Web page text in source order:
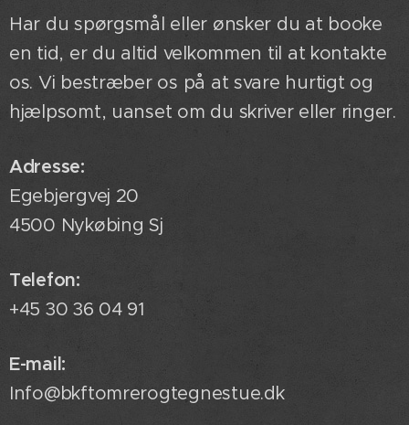
Har du spørgsmål eller ønsker du at booke
en tid, er du altid velkommen til at kontakte
os. Vi bestræber os på at svare hurtigt og
hjælpsomt, uanset om du skriver eller ringer.
Adresse:
Egebjergvej 20
4500 Nykøbing Sj
Telefon:
+45 30 36 04 91
E-mail:
Info@bkftomrerogtegnestue.dk